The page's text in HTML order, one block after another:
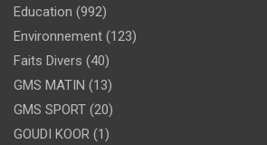
Education (992)
Environnement (123)
Faits Divers (40)
GMS MATIN (13)
GMS SPORT (20)
GOUDI KOOR (1)